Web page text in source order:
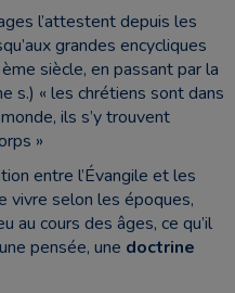
l’attestent depuis les
grandes encycliques
siècle, en passant par la
s.) « les chrétiens sont dans
ils s’y trouvent
»
entre l’Évangile et les
vivre selon les époques,
au cours des âges, ce qu’il
pensée, une doctrine